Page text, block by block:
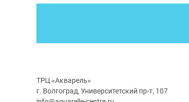
ТРЦ «Акварель»
г. Волгоград, Университетский пр-т, 107